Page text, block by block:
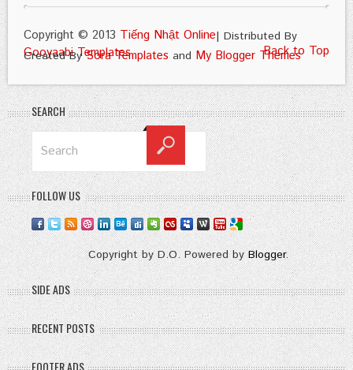
Copyright © 2013 Tiếng Nhật Online
Created BySora Templates and My Blogger Themes
| Distributed By
Gooyaabi Templates Back to Top
SEARCH
FOLLOW US
Copyright by D.O. Powered byBlogger.
SIDE ADS
RECENT POSTS
FOOTER ADS